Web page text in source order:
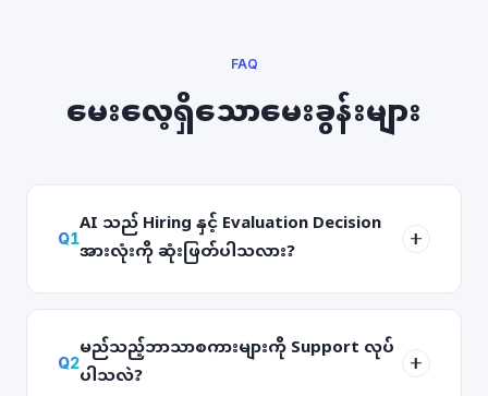
FAQ
မေးလေ့ရှိသောမေးခွန်းများ
Q1AI သည် Hiring နှင့် Evaluation Decision
အားလုံးကို ဆုံးဖြတ်ပါသလား?
Q2မည်သည့်ဘာသာစကားများကို Support လုပ်
ပါသလဲ?